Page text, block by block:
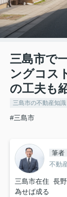
三島市で
ングコス
の工夫も
三島市の不動産知識
#三島市
筆者
不動
三島市在住 長
為せば成る